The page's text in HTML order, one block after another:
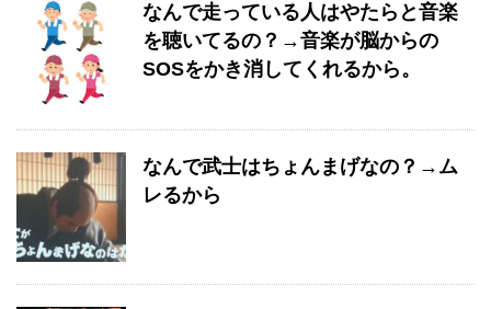
なんで走っている人はやたらと音楽
を聴いてるの？→音楽が脳からの
SOSをかき消してくれるから。
なんで武士はちょんまげなの？→ム
レるから